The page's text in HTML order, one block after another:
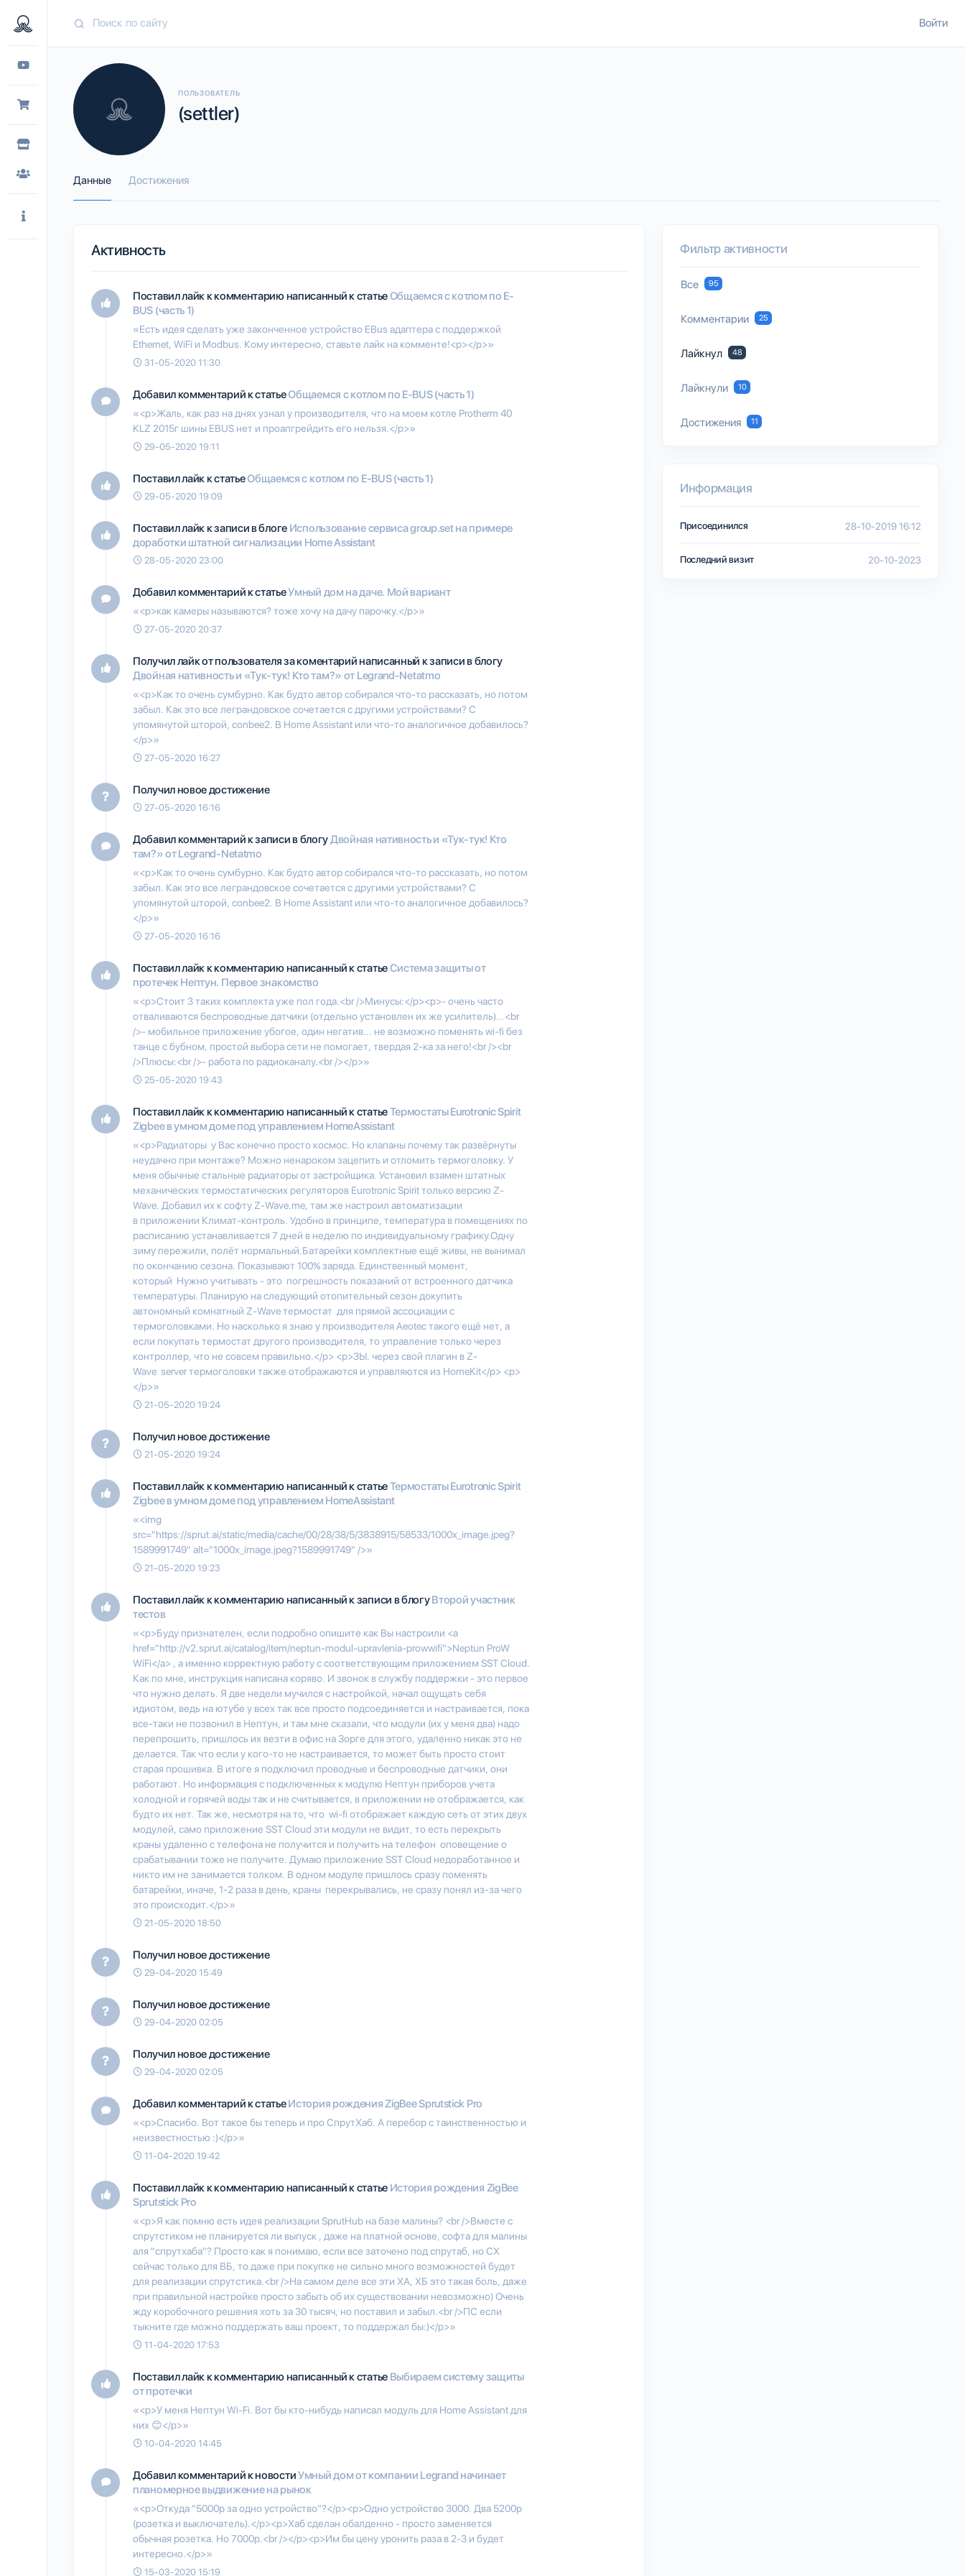
Войти
ПОЛЬЗОВАТЕЛЬ
(settler)
Данные Достижения
Активность
Поставил лайк к комментарию написанный к статьеОбщаемся с котлом по E-
BUS (часть 1)
«Есть идея сделать уже законченное устройство EBus адаптера с поддержкой
Ethernet, WiFi и Modbus. Кому интересно, ставьте лайк на комменте!<p></p>»
31-05-2020 11:30
Добавил комментарий к статьеОбщаемся с котлом по E-BUS (часть 1)
«<p>Жаль, как раз на днях узнал у производителя, что на моем котле Protherm 40
KLZ 2015г шины EBUS нет и проапгрейдить его нельзя.</p>»
29-05-2020 19:11
Поставил лайк к статьеОбщаемся с котлом по E-BUS (часть 1)
29-05-2020 19:09
Поставил лайк к записи в блоге Использование сервиса group.set на примере
доработки штатной сигнализации Home Assistant
28-05-2020 23:00
Добавил комментарий к статьеУмный дом на даче. Мой вариант
«<p>как камеры называются? тоже хочу на дачу парочку.</p>»
27-05-2020 20:37
Получил лайк от пользователяза коментарий написанный к записи в блогу
Двойная нативность и «Тук-тук! Кто там?» от Legrand-Netatmo
«<p>Как то очень сумбурно. Как будто автор собирался что-то рассказать, но потом
забыл. Как это все леграндовское сочетается с другими устройствами? С
упомянутой шторой, conbee2. В Home Assistant или что-то аналогичное добавилось?
</p>»
27-05-2020 16:27
Получил новое достижение
27-05-2020 16:16
Добавил комментарий к записи в блогуДвойная нативность и «Тук-тук! Кто
там?» от Legrand-Netatmo
«<p>Как то очень сумбурно. Как будто автор собирался что-то рассказать, но потом
забыл. Как это все леграндовское сочетается с другими устройствами? С
упомянутой шторой, conbee2. В Home Assistant или что-то аналогичное добавилось?
</p>»
27-05-2020 16:16
Поставил лайк к комментарию написанный к статьеСистема защиты от
протечек Нептун. Первое знакомство
«<p>Стоит 3 таких комплекта уже пол года.<br />Минусы:</p><p>- очень часто
отваливаются беспроводные датчики (отдельно установлен их же усилитель)...<br
/>- мобильное приложение убогое, один негатив... не возможно поменять wi-fi без
танце с бубном, простой выбора сети не помогает, твердая 2-ка за него!<br /><br
/>Плюсы:<br />- работа по радиоканалу.<br /></p>»
25-05-2020 19:43
Поставил лайк к комментарию написанный к статьеТермостаты Eurotronic Spirit
Zigbee в умном доме под управлением HomeAssistant
«<p>Радиаторы у Вас конечно просто космос. Но клапаны почему так развёрнуты
неудачно при монтаже? Можно ненароком зацепить и отломить термоголовку. У
меня обычные стальные радиаторы от застройщика. Установил взамен штатных
механических термостатических регуляторов Eurotronic Spirit только версию Z-
Wave. Добавил их к софту Z-Wave.me, там же настроил автоматизации
в приложении Климат-контроль. Удобно в принципе, температура в помещениях по
расписанию устанавливается 7 дней в неделю по индивидуальному графику.Одну
зиму пережили, полёт нормальный.Батарейки комплектные ещё живы, не вынимал
по окончанию сезона. Показывают 100% заряда. Единственный момент,
который Нужно учитывать - это погрешность показаний от встроенного датчика
температуры. Планирую на следующий отопительный сезон докупить
автономный комнатный Z-Wave термостат для прямой ассоциации с
термоголовками. Но насколько я знаю у производителя Aeotec такого ещё нет, а
если покупать термостат другого производителя, то управление только через
контроллер, что не совсем правильно.</p> <p>ЗЫ. через свой плагин в Z-
Wave server термоголовки также отображаются и управляются из HomeKit</p> <p>
</p>»
21-05-2020 19:24
Получил новое достижение
21-05-2020 19:24
Поставил лайк к комментарию написанный к статьеТермостаты Eurotronic Spirit
Zigbee в умном доме под управлением HomeAssistant
«<img
src="https://sprut.ai/static/media/cache/00/28/38/5/3838915/58533/1000x_image.jpeg?
1589991749" alt="1000x_image.jpeg?1589991749" />»
21-05-2020 19:23
Поставил лайк к комментарию написанный к записи в блогуВторой участник
тестов
«<p>Буду признателен, если подробно опишите как Вы настроили <a
href="http://v2.sprut.ai/catalog/item/neptun-modul-upravlenia-prowwifi">Neptun ProW
WiFi</a> , а именно корректную работу с соответствующим приложением SST Cloud.
Как по мне, инструкция написана коряво. И звонок в службу поддержки - это первое
что нужно делать. Я две недели мучился с настройкой, начал ощущать себя
идиотом, ведь на ютубе у всех так все просто подсоединяется и настраивается, пока
все-таки не позвонил в Нептун, и там мне сказали, что модули (их у меня два) надо
перепрошить, пришлось их везти в офис на Зорге для этого, удаленно никак это не
делается. Так что если у кого-то не настраивается, то может быть просто стоит
старая прошивка. В итоге я подключил проводные и беспроводные датчики, они
работают. Но информация с подключенных к модулю Нептун приборов учета
холодной и горячей воды так и не считывается, в приложении не отображается, как
будто их нет. Так же, несмотря на то, что wi-fi отображает каждую сеть от этих двух
модулей, само приложение SST Cloud эти модули не видит, то есть перекрыть
краны удаленно с телефона не получится и получить на телефон оповещение о
срабатывании тоже не получите. Думаю приложение SST Cloud недоработанное и
никто им не занимается толком. В одном модуле пришлось сразу поменять
батарейки, иначе, 1-2 раза в день, краны перекрывались, не сразу понял из-за чего
это происходит.</p>»
21-05-2020 18:50
Получил новое достижение
29-04-2020 15:49
Получил новое достижение
29-04-2020 02:05
Получил новое достижение
29-04-2020 02:05
Добавил комментарий к статьеИстория рождения ZigBee Sprutstick Pro
«<p>Спасибо. Вот такое бы теперь и про СпрутХаб. А перебор с таинственностью и
неизвестностью :)</p>»
11-04-2020 19:42
Поставил лайк к комментарию написанный к статье История рождения ZigBee
Sprutstick Pro
«<p>Я как помню есть идея реализации SprutHub на базе малины? <br />Вместе с
спрутстиком не планируется ли выпуск , даже на платной основе, софта для малины
аля "спрутхаба"? Просто как я понимаю, если все заточено под спрутаб, но СХ
сейчас только для ВБ, то даже при покупке не сильно много возможностей будет
для реализации спрутстика.<br />На самом деле все эти ХА, ХБ это такая боль, даже
при правильной настройке просто забыть об их существовании невозможно) Очень
жду коробочного решения хоть за 30 тысяч, но поставил и забыл.<br />ПС если
тыкните где можно поддержать ваш проект, то поддержал бы:)</p>»
11-04-2020 17:53
Поставил лайк к комментарию написанный к статье Выбираем систему защиты
от протечки
«<p>У меня Нептун Wi-Fi. Вот бы кто-нибудь написал модуль для Home Assistant для
них 😊</p>»
10-04-2020 14:45
Добавил комментарий к новостиУмный дом от компании Legrand начинает
планомерное выдвижение на рынок
«<p>Откуда "5000р за одно устройство"?</p><p>Одно устройство 3000. Два 5200р
(розетка и выключатель).</p><p>Хаб сделан обалденно - просто заменяется
обычная розетка. Но 7000р.<br /></p><p>Им бы цену уронить раза в 2-3 и будет
интересно.</p>»
15-03-2020 15:19
Фильтр активности
Все 95
Комментарии 25
Лайкнул 48
Лайкнули 10
Достижения 11
Информация
Присоединился 28-10-2019 16:12
Последний визит 20-10-2023